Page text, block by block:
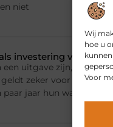
Wij
hoe u
Voor
niet
investering voor het
een uitgave zijn, maar
zeker voor
jaar hun waarde